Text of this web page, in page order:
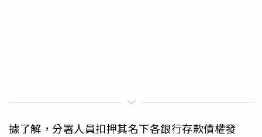
據了解，分署人員扣押其名下各銀行存款債權發